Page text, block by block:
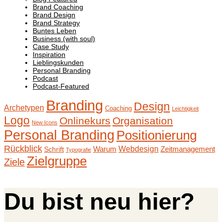
Brand Coaching
Brand Design
Brand Strategy
Buntes Leben
Business (with soul)
Case Study
Inspiration
Lieblingskunden
Personal Branding
Podcast
Podcast-Featured
Archetypen Branding Coaching Design Leichtigkeit
Logo New Icons Onlinekurs Organisation
Personal Branding Positionierung
Rückblick Schrift Typografie Warum Webdesign Zeitmanagement
ZieleZielgruppe
Du bist neu hier?